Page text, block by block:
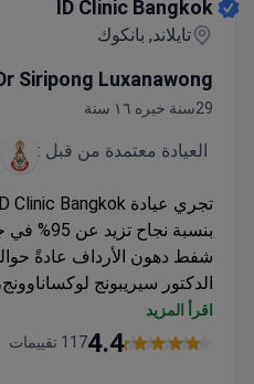
ID Clinic Bangkok
تايلاند, بانكوك
Siripong Luxanawong
29سنة خبره ١٦ سنة
العيادة معتمدة من قبل :
بنسبة
جراح تجميل في تايلاند،
تدريب من مستشفى
اقرأ المزيد
4.4117 تقييمات